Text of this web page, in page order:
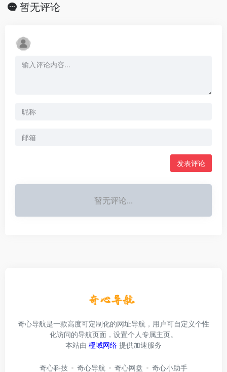
暂无评论
发表评论
暂无评论...
奇心导航是一款高度可定制化的网址导航，用户可自定义个性
化访问的导航页面，设置个人专属主页。
本站由 橙域网络 提供加速服务
奇心科技 奇心导航 奇心网盘 奇心小助手